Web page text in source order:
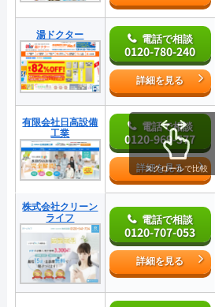
湯ドクター 電話で相談
0120-780-240
詳細を見る
有限会社日高設備
工業
電話で相談
0120-969-577
詳細を見る
株式会社クリーン
ライフ
電話で相談
0120-707-053
詳細を見る
スクロールで比較